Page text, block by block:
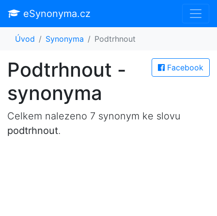
eSynonyma.cz
Úvod Synonyma Podtrhnout
Facebook
Podtrhnout -
synonyma
Celkem nalezeno 7 synonym ke slovu
podtrhnout.